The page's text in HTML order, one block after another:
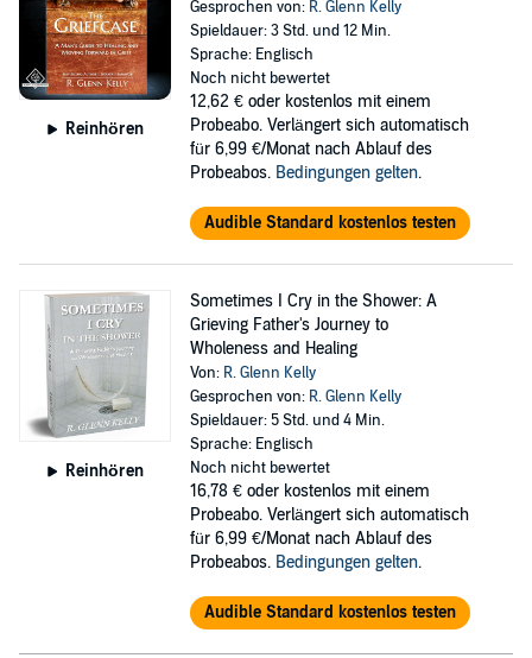
Reinhören
Gesprochen von: R. Glenn Kelly
Spieldauer: 3 Std. und 12 Min.
Sprache: Englisch
Noch nicht bewertet
12,62 € oder kostenlos mit einem
Probeabo. Verlängert sich automatisch
für 6,99 €/Monat nach Ablauf des
Probeabos. Bedingungen gelten.
Audible Standard kostenlos testen
Reinhören
Sometimes I Cry in the Shower: A
Grieving Father's Journey to
Wholeness and Healing
Von: R. Glenn Kelly
Gesprochen von: R. Glenn Kelly
Spieldauer: 5 Std. und 4 Min.
Sprache: Englisch
Noch nicht bewertet
16,78 € oder kostenlos mit einem
Probeabo. Verlängert sich automatisch
für 6,99 €/Monat nach Ablauf des
Probeabos. Bedingungen gelten.
Audible Standard kostenlos testen